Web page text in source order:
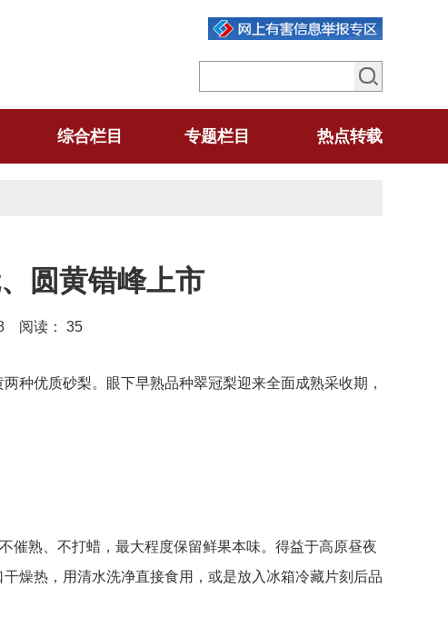
综合栏目 专题栏目 热点转载
圆黄错峰上市
阅读： 35
种优质砂梨。眼下早熟品种翠冠梨迎来全面成熟采收期，
催熟、不打蜡，最大程度保留鲜果本味。得益于高原昼夜
燥热，用清水洗净直接食用，或是放入冰箱冷藏片刻后品